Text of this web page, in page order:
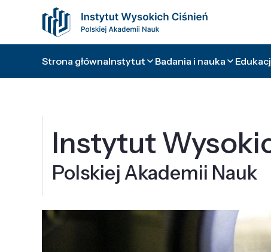
Strona głównaInstytut Badania i nauka
Instytut
Polskiej Akademii Nauk